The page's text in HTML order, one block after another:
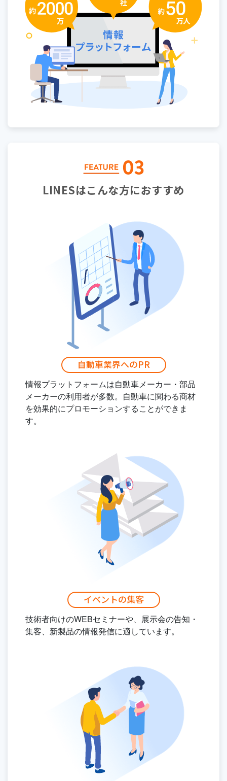
LINESはこんな方におすすめ
自動車業界へのPR
情報プラットフォームは自動車メーカー・部品
メーカーの利用者が多数。自動車に関わる商材
を効果的にプロモーションすることができま
す。
イベントの集客
技術者向けのWEBセミナーや、展示会の告知・
集客、新製品の情報発信に適しています。